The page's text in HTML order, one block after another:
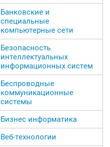
Банковские и
специальные
компьютерные сети
Безопасность
интеллектуальных
информационных систем
Беспроводные
коммуникационные
системы
Бизнес информатика
Веб-технологии